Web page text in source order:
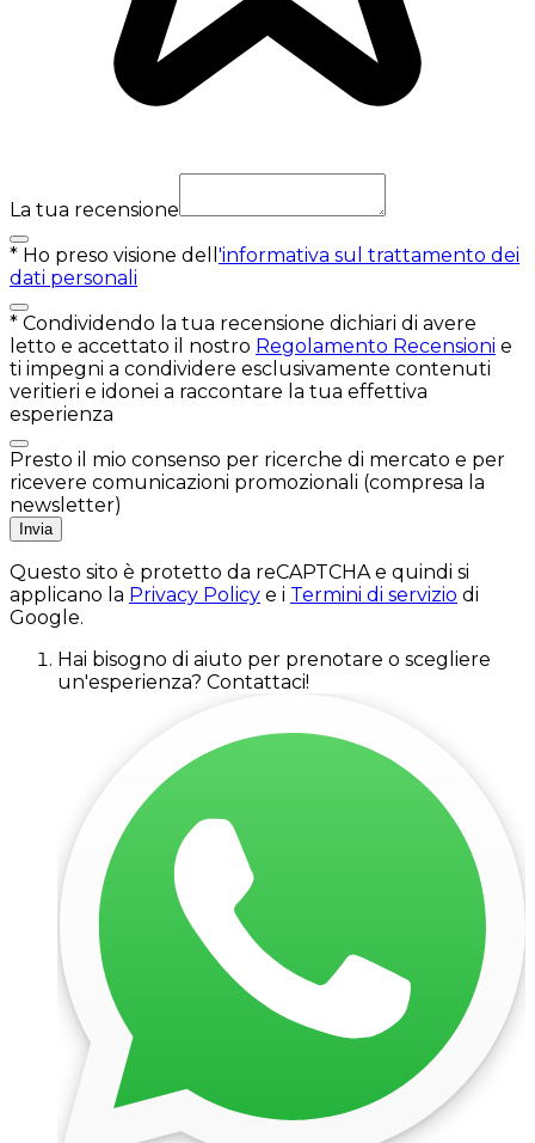
La tua recensione
* Ho preso visione dell 'informativa sul trattamento dei
dati personali
* Condividendo la tua recensione dichiari di avere
letto e accettato il nostro Regolamento Recensioni e
ti impegni a condividere esclusivamente contenuti
veritieri e idonei a raccontare la tua effettiva
esperienza
Presto il mio consenso per ricerche di mercato e per
ricevere comunicazioni promozionali (compresa la
newsletter)
Invia
Questo sito è protetto da reCAPTCHA e quindi si
applicano la Privacy Policy e i Termini di servizio di
Google.
Hai bisogno di aiuto per prenotare o scegliere
un'esperienza? Contattaci!